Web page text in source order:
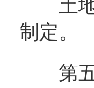
土地
制定。
第